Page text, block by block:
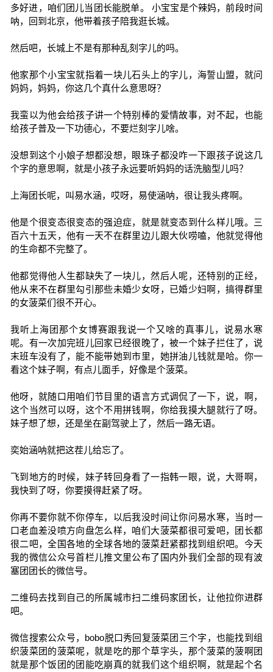
多好进，咱们团儿当团长能脱单。 小宝宝是个辣妈，前段时间
呐，回到北京，他带着孩子陪我逛长城。
然后吧，长城上不是有那种乱刻字儿的吗。
他家那个小宝宝就指着一块儿石头上的字儿，海誓山盟，就问
妈妈，妈妈，你这几个真什么意思呀？
我蛮以为他会给孩子讲一个特别棒的爱情故事，对不起，也能
给孩子普及一下功德心，不要烂刻字儿啥。
没想到这个小娘子想都没想，眼珠子都没咋一下跟孩子说这几
个字的意思啊，就是小孩子永远要听妈妈的话洗脑型儿吗？
上海团长呢，叫易水涵，哎呀，易使涵呐，很让我头疼啊。
他是个很变态很变态的强迫症，就是就变态到什么样儿哦。三
百六十五天，他有一天不在群里边儿跟大伙唠嗑，他就觉得他
的生命都不完整了。
他都觉得他人生都缺失了一块儿，然后人呢，还特别的正经，
他从来不在群里勾引那些未婚少女呀，已婚少妇啊，搞得群里
的女菠菜们很不开心。
我听上海团那个女博赛跟我说一个又啥的真事儿，说易水寒
呢。有一次加完班儿回家已经很晚了，被一个妹子拦住了，说
末班车没有了，能不能带她到市里，她拼油儿钱就是哈。你一
看这个妹子啊，有点儿面手，好像是个菠菜。
他呀，就随口用咱们节目里的语言方式调侃了一下，说，啊，
这个当然可以呀，这个不用拼钱啊，你给我摸大腿就行了呀。
妹子想了想，还是坐在副驾驶上了，然后一路无语。
奕始涵呐就把这茬儿给忘了。
飞到地方的时候，妹子转回身看了一指韩一眼，说，大哥啊，
我快到了呀，你要摸得赶紧了呀。
你再不要你就不你停车，以后我没时间让你问易水寒，当时一
口老血差没喷方向盘怎么样，咱们大菠菜都很可爱吧，团长都
很二吧，全国各地的全球各地的菠菜赶紧都找到组织吧。今天
我的微信公众号首栏儿推文里公布了国内外我们全部的现有波
塞团团长的微信号。
二维码去找到自己的所属城市扫二维码家团长，让他拉你进群
吧。
微信搜索公众号，bobo脱口秀回复菠菜团三个字，也能找到组
织菠菜团的菠菜呢，就是吃的那个草字头，那个菠菜的菠啊团
就是那个饭团的团能吃崩真的就我们这个组织啊，就是起个名